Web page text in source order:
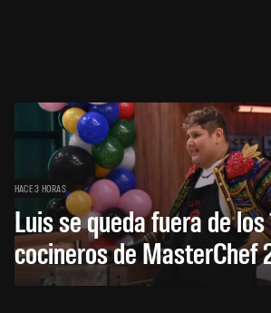
HACE 3 HORAS
Luis se queda fuera de
cocineros de MasterChef